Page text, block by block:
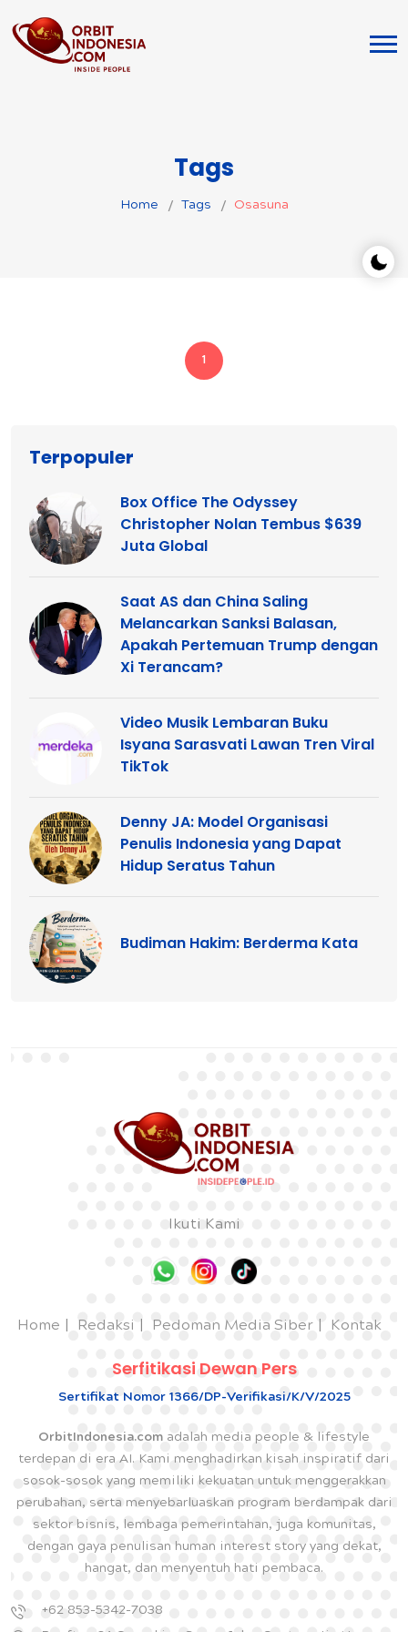
Tags
Home Tags Osasuna
1
Terpopuler
Box Office The Odyssey
Christopher Nolan Tembus $639
Juta Global
Saat AS dan China Saling
Melancarkan Sanksi Balasan,
Apakah Pertemuan Trump dengan
Xi Terancam?
Video Musik Lembaran Buku
Isyana Sarasvati Lawan Tren Viral
TikTok
Denny JA: Model Organisasi
Penulis Indonesia yang Dapat
Hidup Seratus Tahun
Budiman Hakim: Berderma Kata
Ikuti Kami
Home Redaksi Pedoman Media Siber Kontak
Serfitikasi Dewan Pers
Sertifikat Nomor 1366/DP-Verifikasi/K/V/2025
OrbitIndonesia.com adalah media people & lifestyle
terdepan di era AI. Kami menghadirkan kisah inspiratif dari
sosok-sosok yang memiliki kekuatan untuk menggerakkan
perubahan, serta menyebarluaskan program berdampak dari
sektor bisnis, lembaga pemerintahan, juga komunitas,
dengan gaya penulisan human interest story yang dekat,
hangat, dan menyentuh hati pembaca.
+62 853-5342-7038